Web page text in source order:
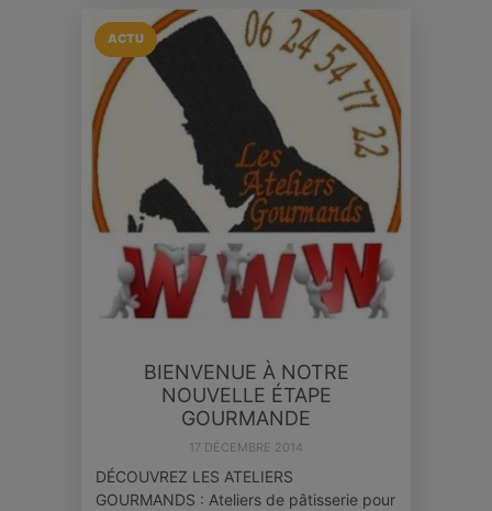
ACTU
BIENVENUE À NOTRE
NOUVELLE ÉTAPE
GOURMANDE
17 DÉCEMBRE 2014
DÉCOUVREZ LES ATELIERS
GOURMANDS : Ateliers de pâtisserie pour